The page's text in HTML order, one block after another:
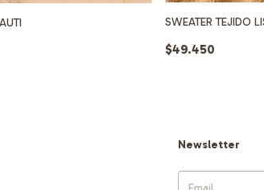
SWEATER TEJIDO
$49.450
Newsletter